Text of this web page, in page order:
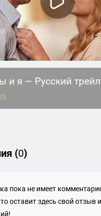
и я — Русский
(0)
пока не имеет
оставит здесь свой отзыв